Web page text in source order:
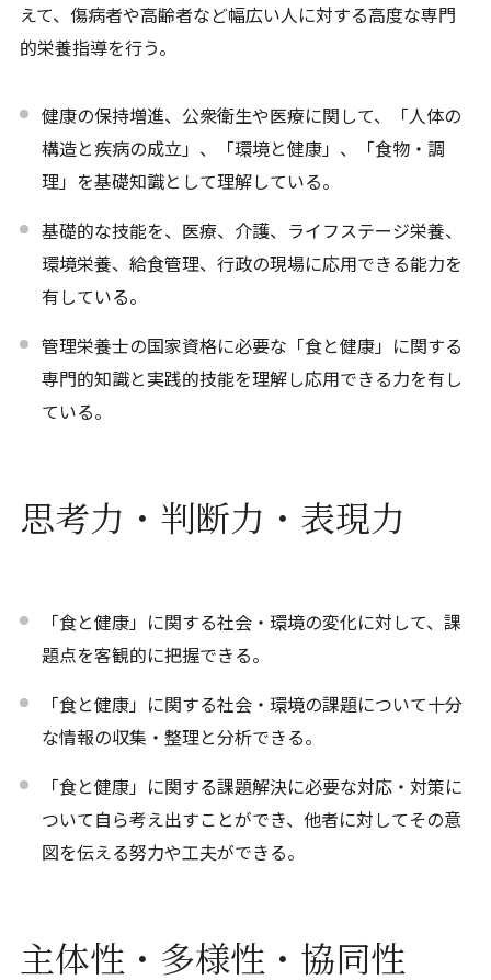
えて、傷病者や高齢者など幅広い人に対する高度な専門
的栄養指導を行う。
健康の保持増進、公衆衛生や医療に関して、「人体の
構造と疾病の成立」、「環境と健康」、「食物・調
理」を基礎知識として理解している。
基礎的な技能を、医療、介護、ライフステージ栄養、
環境栄養、給食管理、行政の現場に応用できる能力を
有している。
管理栄養士の国家資格に必要な「食と健康」に関する
専門的知識と実践的技能を理解し応用できる力を有し
ている。
思考力・判断力・表現力
「食と健康」に関する社会・環境の変化に対して、課
題点を客観的に把握できる。
「食と健康」に関する社会・環境の課題について十分
な情報の収集・整理と分析できる。
「食と健康」に関する課題解決に必要な対応・対策に
ついて自ら考え出すことができ、他者に対してその意
図を伝える努力や工夫ができる。
主体性・多様性・協同性